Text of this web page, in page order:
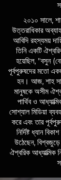
২০১০ সালে,
উত্তরাধিকার
আবিদি রহস্যময়
তিনি একটি
হয়েছিল, "বসুন
পূর্বপুরুষদের মতো
হন। আজ, শাহ সাব
মানুষকে অসীম
পার্থিব ও
সোশ্যাল মিডিয়া
করে এবং তার
নির্দিষ্ট ধ্যান
উঠেছেন,
ঐশ্বরিক আধ্যাত্মিক